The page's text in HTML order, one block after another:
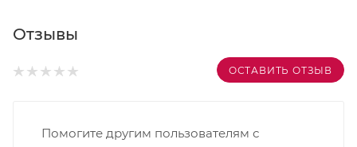
Отзывы
ОСТАВИТЬ ОТЗЫВ
Помогите другим пользователям с